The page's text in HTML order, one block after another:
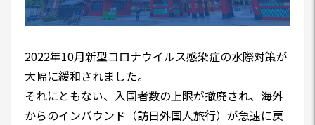
2022年10月新型コロナウイルス感染症の水際対策が
大幅に緩和されました。
それにともない、入国者数の上限が撤廃され、海外
からのインバウンド（訪日外国人旅行）が急速に戻